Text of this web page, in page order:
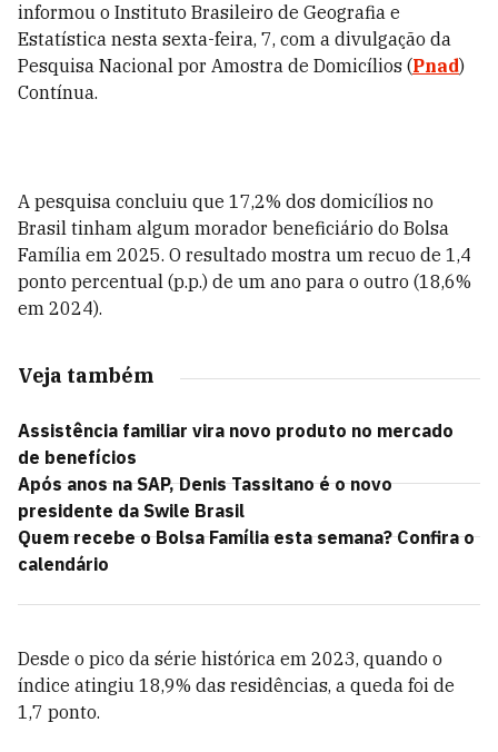
informou o Instituto Brasileiro de Geografia e
Estatística nesta sexta-feira, 7, com a divulgação da
Pesquisa Nacional por Amostra de Domicílios (Pnad)
Contínua.
A pesquisa concluiu que 17,2% dos domicílios no
Brasil tinham algum morador beneficiário do Bolsa
Família em 2025. O resultado mostra um recuo de 1,4
ponto percentual (p.p.) de um ano para o outro (18,6%
em 2024).
Veja também
Assistência familiar vira novo produto no mercado
de benefícios
Após anos na SAP, Denis Tassitano é o novo
presidente da Swile Brasil
Quem recebe o Bolsa Família esta semana? Confira o
calendário
Desde o pico da série histórica em 2023, quando o
índice atingiu 18,9% das residências, a queda foi de
1,7 ponto.